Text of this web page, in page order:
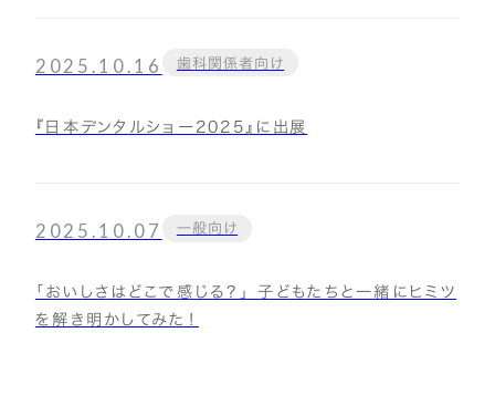
2025.10.16 歯科関係者向け
『日本デンタルショー2025』に出展
2025.10.07 一般向け
「おいしさはどこで感じる？」 子どもたちと一緒にヒミツ
を解き明かしてみた！